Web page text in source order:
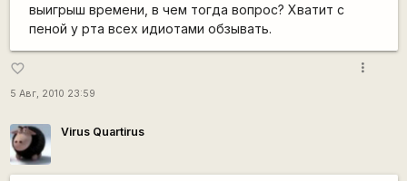
выигрыш времени, в чем тогда вопрос? Хватит с
пеной у рта всех идиотами обзывать.
favorite_border
5 Авг, 2010 23:59
more_vert
Virus Quartirus